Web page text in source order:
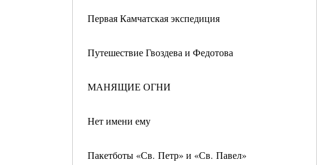
Первая Камчатская экспедиция
Путешествие Гвоздева и Федотова
МАНЯЩИЕ ОГНИ
Нет имени ему
Пакетботы «Св. Петр» и «Св. Павел»